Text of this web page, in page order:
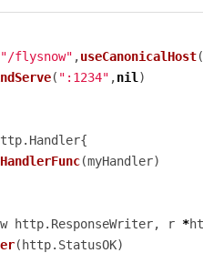
"/flysnow" ,useCanonicalHost(
( ":1234" ,nil
HandlerFunc
http.ResponseWriter, r *